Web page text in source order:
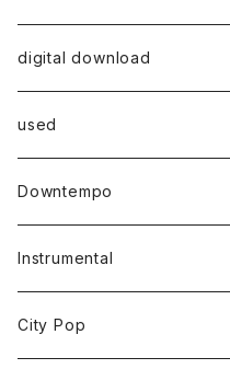
digital download
used
Downtempo
Instrumental
City Pop